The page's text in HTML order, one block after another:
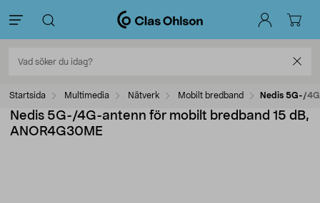
Startsida Multimedia Nätverk Mobilt bredband Nedis 5G-/
Nedis 5G-/4G-antenn för mobilt bredband 15 dB,
ANOR4G30ME